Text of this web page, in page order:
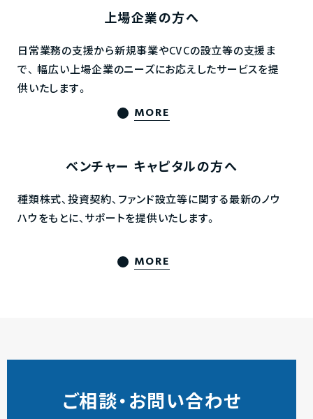
上場企業の方へ
日常業務の支援から新規事業やCVCの設立等の支援ま
で、 幅広い上場企業のニーズにお応えしたサービスを提
供いたします。
MORE
ベンチャー キャピタルの方へ
種類株式、投資契約、ファンド設立等に関する最新のノウ
ハウをもとに、サポートを提供いたします。
MORE
ご相談・お問い合わせ